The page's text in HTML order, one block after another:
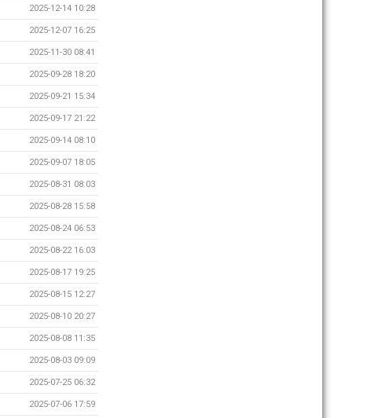
2025-12-14 10:28
2025-12-07 16:25
2025-11-30 08:41
2025-09-28 18:20
2025-09-21 15:34
2025-09-17 21:22
2025-09-14 08:10
2025-09-07 18:05
2025-08-31 08:03
2025-08-28 15:58
2025-08-24 06:53
2025-08-22 16:03
2025-08-17 19:25
2025-08-15 12:27
2025-08-10 20:27
2025-08-08 11:35
2025-08-03 09:09
2025-07-25 06:32
2025-07-06 17:59